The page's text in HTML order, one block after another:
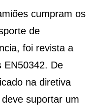
cumpram os
de
foi revista a
EN50342. De
na diretiva
suportar um